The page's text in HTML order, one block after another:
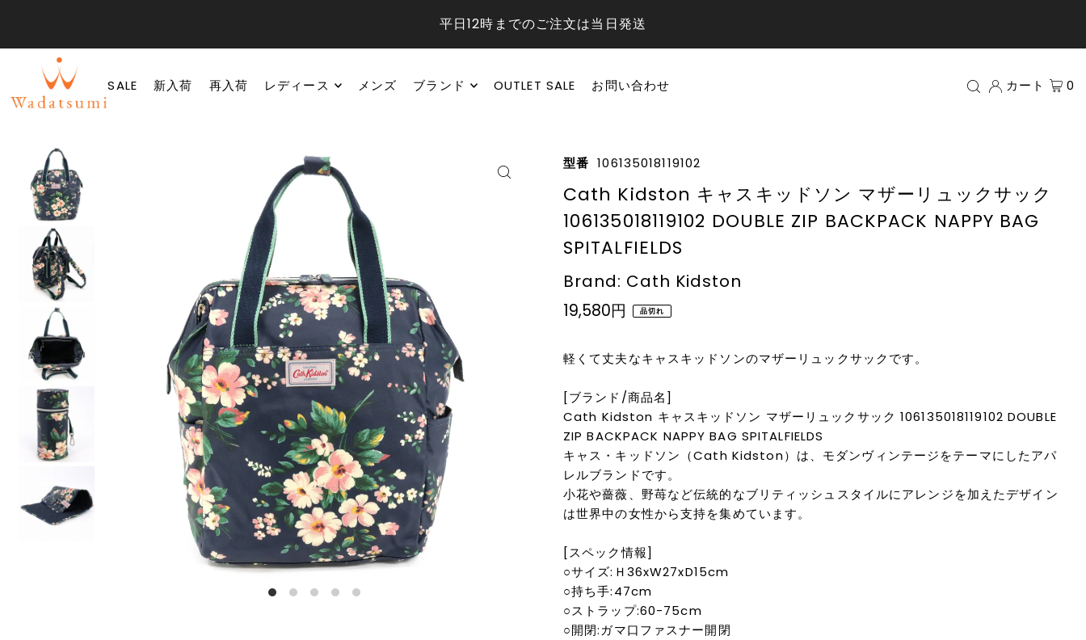
平日12時までのご注文は当日発送
SALE 新入荷 再入荷 レディース メンズ ブランド OUTLET SALE お問い合わせ カート 0
型番 106135018119102
Cath Kidston キャスキッドソン マザーリュックサック
106135018119102 DOUBLE ZIP BACKPACK NAPPY BAG
SPITALFIELDS
Brand: Cath Kidston
19,580円 品切れ
軽くて丈夫なキャスキッドソンのマザーリュックサックです。
[ブランド/商品名]
Cath Kidston キャスキッドソン マザーリュックサック 106135018119102 DOUBLE
ZIP BACKPACK NAPPY BAG SPITALFIELDS
キャス・キッドソン（Cath Kidston）は、モダンヴィンテージをテーマにしたアパ
レルブランドです。
小花や薔薇、野苺など伝統的なブリティッシュスタイルにアレンジを加えたデザイン
は世界中の女性から支持を集めています。
[スペック情報]
○サイズ:Ｈ36xW27xD15cm
○持ち手:47cm
○ストラップ:60-75cm
○開閉:ガマ口ファスナー開閉